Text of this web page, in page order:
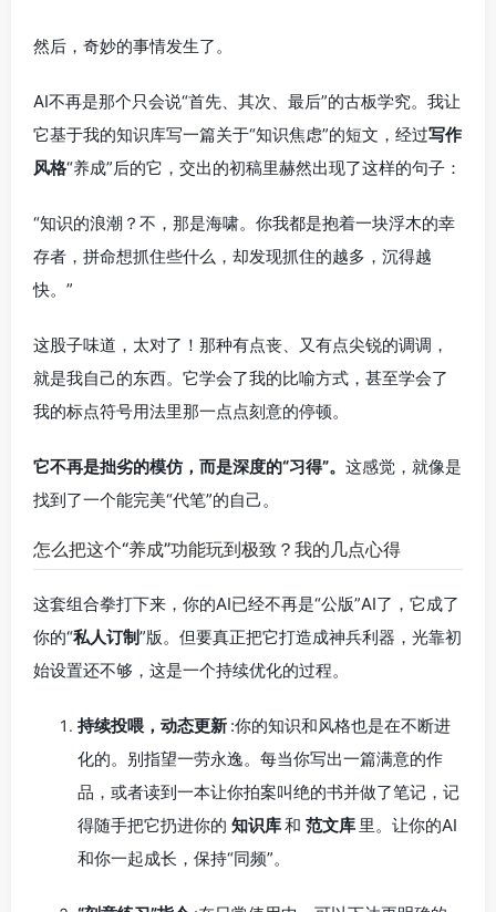
然后，奇妙的事情发生了。
AI不再是那个只会说“首先、其次、最后”的古板学究。我让
它基于我的知识库写一篇关于“知识焦虑”的短文，经过写作
风格“养成”后的它，交出的初稿里赫然出现了这样的句子：
“知识的浪潮？不，那是海啸。你我都是抱着一块浮木的幸
存者，拼命想抓住些什么，却发现抓住的越多，沉得越
快。”
这股子味道，太对了！那种有点丧、又有点尖锐的调调，
就是我自己的东西。它学会了我的比喻方式，甚至学会了
我的标点符号用法里那一点点刻意的停顿。
它不再是拙劣的模仿，而是深度的“习得”。 这感觉，就像是
找到了一个能完美“代笔”的自己。
怎么把这个“养成”功能玩到极致？我的几点心得
这套组合拳打下来，你的AI已经不再是“公版”AI了，它成了
你的“私人订制”版。但要真正把它打造成神兵利器，光靠初
始设置还不够，这是一个持续优化的过程。
持续投喂，动态更新 :你的知识和风格也是在不断进
化的。别指望一劳永逸。每当你写出一篇满意的作
品，或者读到一本让你拍案叫绝的书并做了笔记，记
得随手把它扔进你的 知识库和 范文库 里。让你的AI
和你一起成长，保持“同频”。